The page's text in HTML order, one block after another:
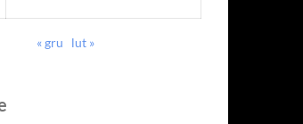
« gru lut »